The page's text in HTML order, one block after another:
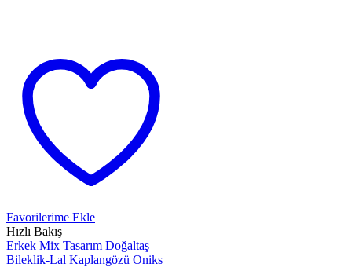
Favorilerime Ekle
Hızlı Bakış
Erkek Mix Tasarım Doğaltaş
Bileklik-Lal Kaplangözü Oniks